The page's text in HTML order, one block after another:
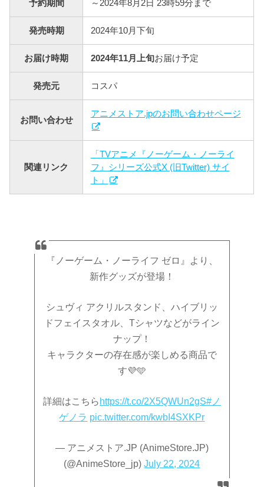
予約期間 ～2024年8月2日 23時59分まで
発売時期 2024年10月下旬
お届け時期 2024年11月上旬お届け予定
発売元 コスパ
お問い合わせ
アニメストア.jpのお問い合わせページ
関連リンク
「TVアニメ『ノーゲーム・ノーライ
フ』シリーズ公式X (旧Twitter) サイ
ト」
『ノーゲーム・ノーライフ ゼロ』より、
新作グッズが登場！
シュヴィ アクリルスタンド、ハイブリッ
ドフェイスタオル、Tシャツなどがライン
ナップ！
キャラクターの存在感が楽しめる商品で
す💜🩵
詳細はこちら https://t.co/2X5QWUn2gS#ノ
ゲノラ pic.twitter.com/kwbI4SXKPr
— アニメストア.JP (AnimeStore.JP)
(@AnimeStore_jp)July 22, 2024